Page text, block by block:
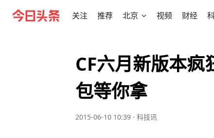
关注 推荐 北京 视频 财经
CF六月新版本
包等你拿
2015-06-10 10:39 · 科技讯